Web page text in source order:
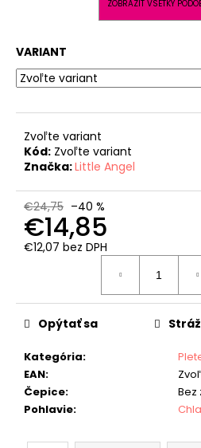
ZOBRAZIŤ VŠETKY
VARIANT
Zvoľte variant
Kód: Zvoľte variant
Značka:Little Angel
€24,75 –40 %
€14,85
€12,07 bez DPH
Kategória:
EAN:
Čepice:
Bez
Pohlavie:
Opýtať sa